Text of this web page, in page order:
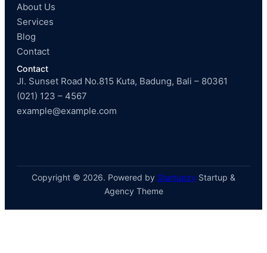
About Us
Services
Blog
Contact
Contact
Jl. Sunset Road No.815 Kuta, Badung, Bali – 80361
(021) 123 – 4567
example@example.com
Copyright © 2026. Powered by Startupzy Startup &
Agency Theme